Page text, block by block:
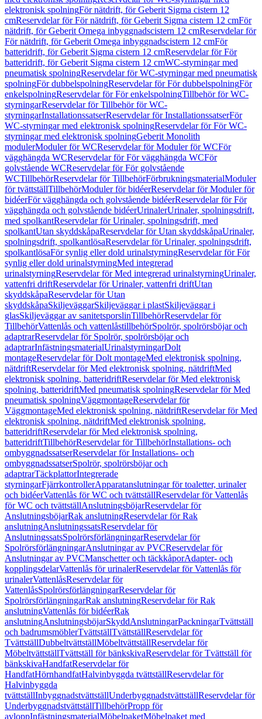
elektronisk spolningFör nätdrift, för Geberit Sigma cistern 12
cmReservdelar för För nätdrift, för Geberit Sigma cistern 12 cmFör
nätdrift, för Geberit Omega inbyggnadscistern 12 cmReservdelar för
För nätdrift, för Geberit Omega inbyggnadscistern 12 cmFör
batteridrift, för Geberit Sigma cistern 12 cmReservdelar för För
batteridrift, för Geberit Sigma cistern 12 cmWC-styrningar med
pneumatisk spolningReservdelar för WC-styrningar med pneumatisk
spolningFör dubbelspolningReservdelar för För dubbelspolningFör
enkelspolningReservdelar för För enkelspolningTillbehör för WC-
styrningarReservdelar för Tillbehör för WC-
styrningarInstallationssatserReservdelar för InstallationssatserFör
WC-styrningar med elektronisk spolningReservdelar för För WC-
styrningar med elektronisk spolningGeberit Monolith
modulerModuler för WCReservdelar för Moduler för WCFör
vägghängda WCReservdelar för För vägghängda WCFör
golvstående WCReservdelar för För golvstående
WCTillbehörReservdelar för TillbehörFörbrukningsmaterialModuler
för tvättställTillbehörModuler för bidéerReservdelar för Moduler för
bidéerFör vägghängda och golvstående bidéerReservdelar för För
vägghängda och golvstående bidéerUrinalerUrinaler, spolningsdrift,
med spolkantReservdelar för Urinaler, spolningsdrift, med
spolkantUtan skyddskåpaReservdelar för Utan skyddskåpaUrinaler,
spolningsdrift, spolkantlösaReservdelar för Urinaler, spolningsdrift,
spolkantlösaFör synlig eller dold urinalstyrningReservdelar för För
synlig eller dold urinalstyrningMed integrerad
urinalstyrningReservdelar för Med integrerad urinalstyrningUrinaler,
vattenfri driftReservdelar för Urinaler, vattenfri driftUtan
skyddskåpaReservdelar för Utan
skyddskåpaSkiljeväggarSkiljeväggar i plastSkiljeväggar i
glasSkiljeväggar av sanitetsporslinTillbehörReservdelar för
TillbehörVattenlås och vattenlåstillbehörSpolrör, spolrörsböjar och
adaptrarReservdelar för Spolrör, spolrörsböjar och
adaptrarInfästningsmaterialUrinalstyrningarDolt
montageReservdelar för Dolt montageMed elektronisk spolning,
nätdriftReservdelar för Med elektronisk spolning, nätdriftMed
elektronisk spolning, batteridriftReservdelar för Med elektronisk
spolning, batteridriftMed pneumatisk spolningReservdelar för Med
pneumatisk spolningVäggmontageReservdelar för
VäggmontageMed elektronisk spolning, nätdriftReservdelar för Med
elektronisk spolning, nätdriftMed elektronisk spolning,
batteridriftReservdelar för Med elektronisk spolning,
batteridriftTillbehörReservdelar för TillbehörInstallations- och
ombyggnadssatserReservdelar för Installations- och
ombyggnadssatserSpolrör, spolrörsböjar och
adaptrarTäckplattorIntegrerade
styrningarFjärrkontrollerApparatanslutningar för toaletter, urinaler
och bidéerVattenlås för WC och tvättställReservdelar för Vattenlås
för WC och tvättställAnslutningsböjarReservdelar för
AnslutningsböjarRak anslutningReservdelar för Rak
anslutningAnslutningssatsReservdelar för
AnslutningssatsSpolrörsförlängningarReservdelar för
SpolrörsförlängningarAnslutningar av PVCReservdelar för
Anslutningar av PVCManschetter och täckkåporAdapter- och
kopplingsdelarVattenlås för urinalerReservdelar för Vattenlås för
urinalerVattenlåsReservdelar för
VattenlåsSpolrörsförlängningarReservdelar för
SpolrörsförlängningarRak anslutningReservdelar för Rak
anslutningVattenlås för bidéerRak
anslutningAnslutningsböjarSkyddAnslutningarPackningarTvättställ
och badrumsmöblerTvättställTvättställReservdelar för
TvättställDubbeltvättställMöbeltvättställReservdelar för
MöbeltvättställTvättställ för bänkskivaReservdelar för Tvättställ för
bänkskivaHandfatReservdelar för
HandfatHörnhandfatHalvinbyggda tvättställReservdelar för
Halvinbyggda
tvättställInbyggnadstvättställUnderbyggnadstvättställReservdelar för
UnderbyggnadstvättställTillbehörPropp för
avloppInfästningsmaterialMöbelpaketMöbelpaket med